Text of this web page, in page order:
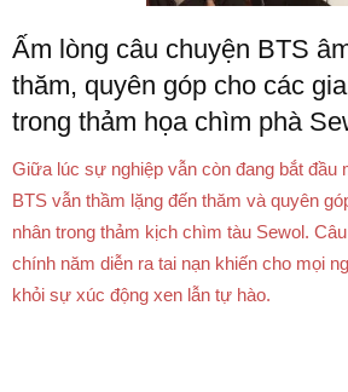
Ấm lòng câu chuyện BTS
thăm, quyên góp cho các
trong thảm họa chìm phà
Giữa lúc sự nghiệp vẫn còn đang bắt đầu
BTS vẫn thầm lặng đến thăm và quyên
nhân trong thảm kịch chìm tàu Sewol.
chính năm diễn ra tai nạn khiến cho mọi
khỏi sự xúc động xen lẫn tự hào.